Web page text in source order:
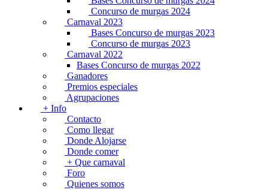
Concurso de murgas 2024
Carnaval 2023
Bases Concurso de murgas 2023
Concurso de murgas 2023
Carnaval 2022
Bases Concurso de murgas 2022
Ganadores
Premios especiales
Agrupaciones
+ Info
Contacto
Como llegar
Donde Alojarse
Donde comer
+ Que carnaval
Foro
Quienes somos